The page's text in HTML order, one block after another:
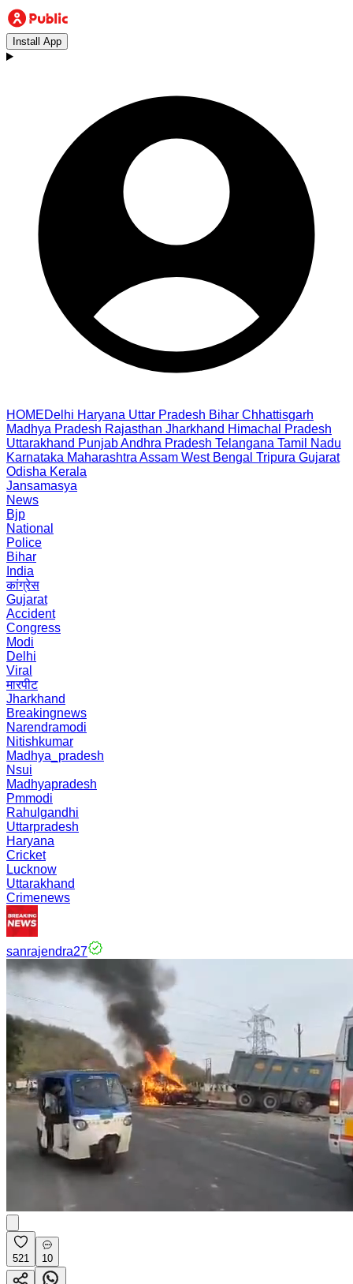
Install App
HOMEDelhi Haryana Uttar Pradesh Bihar Chhattisgarh
Madhya Pradesh Rajasthan Jharkhand Himachal Pradesh
Uttarakhand PunjabAndhra Pradesh Telangana Tamil Nadu
Karnataka Maharashtra Assam West Bengal Tripura Gujarat
Odisha Kerala
Jansamasya
News
Bjp
National
Police
Bihar
India
कांग्रेस
Gujarat
Accident
Congress
Modi
Delhi
Viral
मारपीट
Jharkhand
Breakingnews
Narendramodi
Nitishkumar
Madhya_pradesh
Nsui
Madhyapradesh
Pmmodi
Rahulgandhi
Uttarpradesh
Haryana
Cricket
Lucknow
Uttarakhand
Crimenews
sanrajendra27
521 10